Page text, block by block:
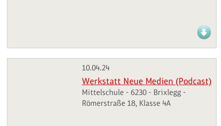
10.04.24
Werkstatt Neue Medien (Podcast)
Mittelschule - 6230 - Brixlegg -
Römerstraße 18, Klasse 4A